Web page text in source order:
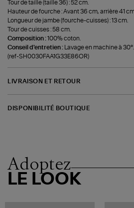
Tour de taille (taille 36) : 52 cm.
Hauteur de fourche : Avant 36 cm, arrière 41
Longueur de jambe (fourche-cuisses) : 13 cm.
Tour de cuisses : 58 cm.
Composition :100% coton.
Conseil d'entretien : Lavage en machine à 30°.
(ref-SH0030FAA1G33E86OR)
LIVRAISON ET RETOUR
DISPONIBILITÉ BOUTIQUE
Adoptez
LE LOOK